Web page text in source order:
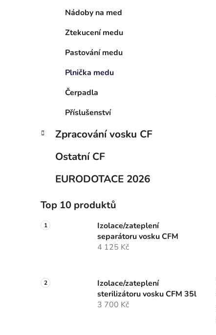
Nádoby na med
Ztekucení medu
Pastování medu
Plnička medu
Čerpadla
Příslušenství
Zpracování vosku CF
Ostatní CF
EURODOTACE 2026
Top 10 produktů
Izolace/zateplení
separátoru vosku CFM
4 125 Kč
Izolace/zateplení
sterilizátoru vosku CFM 35l
3 700 Kč